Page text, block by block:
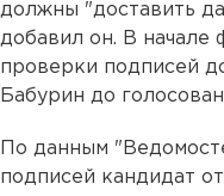
должны "доставить
добавил он. В начале
проверки подписей
Бабурин до
По данным
подписей кандидат